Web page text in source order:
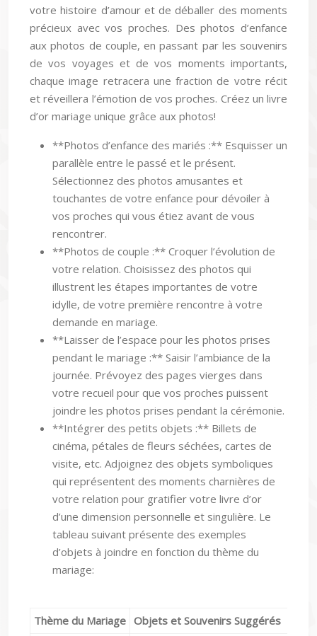
votre histoire d’amour et de déballer des moments
précieux avec vos proches. Des photos d’enfance
aux photos de couple, en passant par les souvenirs
de vos voyages et de vos moments importants,
chaque image retracera une fraction de votre récit
et réveillera l’émotion de vos proches. Créez un livre
d’or mariage unique grâce aux photos!
**Photos d’enfance des mariés :** Esquisser un
parallèle entre le passé et le présent.
Sélectionnez des photos amusantes et
touchantes de votre enfance pour dévoiler à
vos proches qui vous étiez avant de vous
rencontrer.
**Photos de couple :** Croquer l’évolution de
votre relation. Choisissez des photos qui
illustrent les étapes importantes de votre
idylle, de votre première rencontre à votre
demande en mariage.
**Laisser de l’espace pour les photos prises
pendant le mariage :** Saisir l’ambiance de la
journée. Prévoyez des pages vierges dans
votre recueil pour que vos proches puissent
joindre les photos prises pendant la cérémonie.
**Intégrer des petits objets :** Billets de
cinéma, pétales de fleurs séchées, cartes de
visite, etc. Adjoignez des objets symboliques
qui représentent des moments charnières de
votre relation pour gratifier votre livre d’or
d’une dimension personnelle et singulière. Le
tableau suivant présente des exemples
d’objets à joindre en fonction du thème du
mariage:
Thème du Mariage Objets et Souvenirs Suggérés